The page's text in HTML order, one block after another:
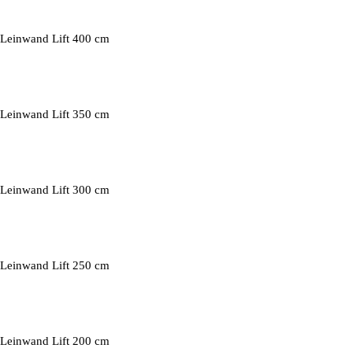
Leinwand Lift 400 cm
Leinwand Lift 350 cm
Leinwand Lift 300 cm
Leinwand Lift 250 cm
Leinwand Lift 200 cm